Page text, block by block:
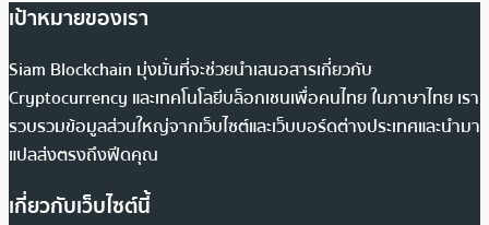
เป้าหมายของเรา
Siam Blockchain มุ่งมั่นที่จะช่วยนำเสนอสารเกี่ยวกับ
Cryptocurrency และเทคโนโลยีบล็อกเชนเพื่อคนไทย ในภาษาไทย เรา
รวบรวมข้อมูลส่วนใหญ่จากเว็บไซต์และเว็บบอร์ดต่างประเทศและนำมา
แปลส่งตรงถึงฟีดคุณ
เกี่ยวกับเว็บไซต์นี้